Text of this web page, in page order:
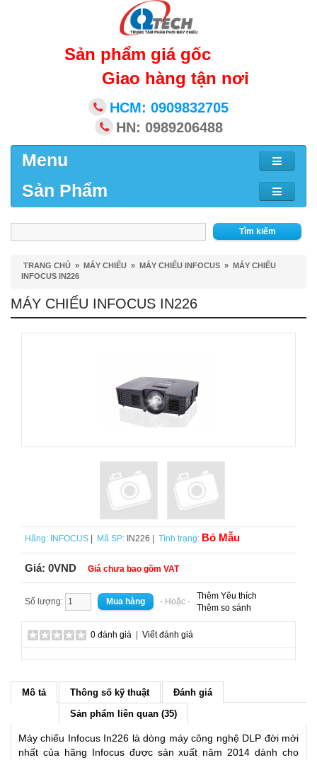
Sản phẩm giá gốc
Giao hàng tận nơi
HCM: 0909832705
HN: 0989206488
Menu
Sản Phẩm
Tìm kiếm
TRANG CHỦ » MÁY CHIẾU » MÁY CHIẾU INFOCUS » MÁY CHIẾU
INFOCUS IN226
MÁY CHIẾU INFOCUS IN226
Hãng: INFOCUS Mã SP: IN226 | Tình trạng: Bỏ Mẫu
Giá: 0VND Giá chưa bao gồm VAT
Số lượng: - Hoặc -
Thêm Yêu thích
Thêm so sánh
0 đánh giá Viết đánh giá
Mô tả Thông số kỹ thuật
Đánh giá
Sản phẩm liên quan (35)
Máy chiếu Infocus In226 là dòng máy công nghệ DLP đời mới
nhất của hãng Infocus được sản xuất năm 2014 dành cho